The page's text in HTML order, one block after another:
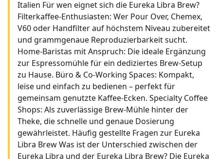
Italien Für wen eignet sich die Eureka Libra Brew?
Filterkaffee-Enthusiasten: Wer Pour Over, Chemex,
V60 oder Handfilter auf höchstem Niveau zubereitet
und grammgenaue Reproduzierbarkeit sucht.
Home-Baristas mit Anspruch: Die ideale Ergänzung
zur Espressomühle für ein dediziertes Brew-Setup
zu Hause. Büro & Co-Working Spaces: Kompakt,
leise und einfach zu bedienen – perfekt für
gemeinsam genutzte Kaffee-Ecken. Specialty Coffee
Shops: Als zuverlässige Brew-Mühle hinter der
Theke, die schnelle und genaue Dosierung
gewährleistet. Häufig gestellte Fragen zur Eureka
Libra Brew Was ist der Unterschied zwischen der
Eureka Libra und der Eureka Libra Brew? Die Eureka